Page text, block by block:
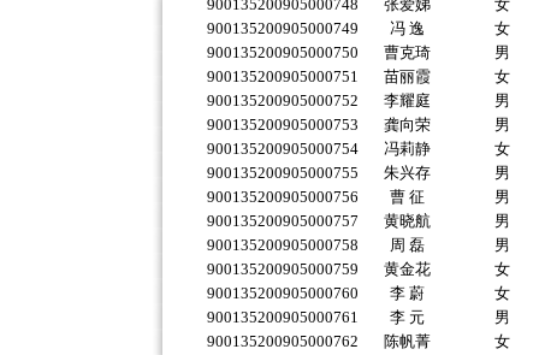
900135200905000748
张爱娣
女
900135200905000749
冯 逸
女
900135200905000750
曹克琦
男
900135200905000751
苗丽霞
女
900135200905000752
李耀庭
男
900135200905000753
龚向荣
男
900135200905000754
冯莉静
女
900135200905000755
朱兴存
男
900135200905000756
曹 征
男
900135200905000757
黄晓航
男
900135200905000758
周 磊
男
900135200905000759
黄金花
女
900135200905000760
李 蔚
女
900135200905000761
李 元
男
900135200905000762
陈帆菁
女